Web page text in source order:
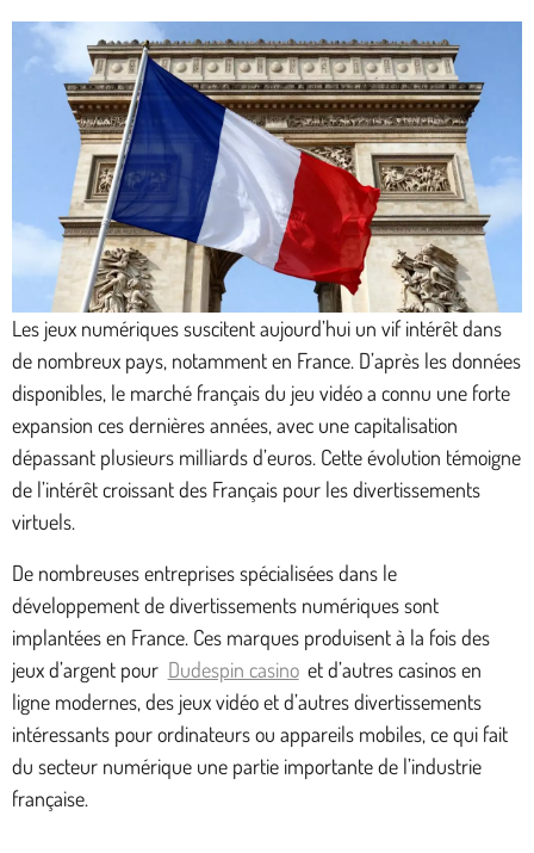
Les jeux numériques suscitent aujourd’hui un vif intérêt dans
de nombreux pays, notamment en France. D’après les données
disponibles, le marché français du jeu vidéo a connu une forte
expansion ces dernières années, avec une capitalisation
dépassant plusieurs milliards d’euros. Cette évolution témoigne
de l’intérêt croissant des Français pour les divertissements
virtuels.
De nombreuses entreprises spécialisées dans le
développement de divertissements numériques sont
implantées en France. Ces marques produisent à la fois des
jeux d’argent pour Dudespin casino et d’autres casinos en
ligne modernes, des jeux vidéo et d’autres divertissements
intéressants pour ordinateurs ou appareils mobiles, ce qui fait
du secteur numérique une partie importante de l’industrie
française.